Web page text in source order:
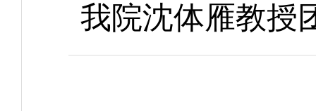
我院沈体雁教授